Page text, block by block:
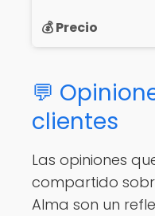
💬
clientes
Las opiniones
compartido
Alma son un